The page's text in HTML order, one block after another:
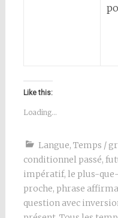
Like this:
Loading...
Langue, Temps /
conditionnel passé,
impératif, le plus-
proche, phrase
question avec